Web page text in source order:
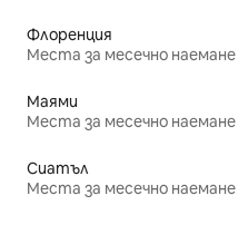
Флоренция
Места за месечно наемане
Маями
Места за месечно наемане
Сиатъл
Места за месечно наемане